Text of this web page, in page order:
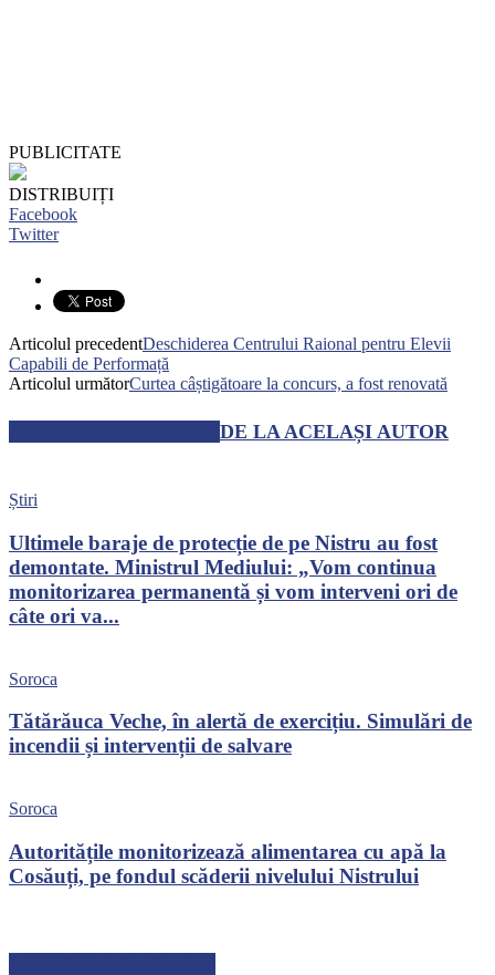
PUBLICITATE
DISTRIBUIȚI
Facebook
Twitter
Articolul precedentDeschiderea Centrului Raional pentru Elevii
Capabili de Performață
Articolul următorCurtea câștigătoare la concurs, a fost renovată
DE LA ACELAȘI AUTOR
Știri
Ultimele baraje de protecție de pe Nistru au fost
demontate. Ministrul Mediului: „Vom continua
monitorizarea permanentă și vom interveni ori de
câte ori va...
Soroca
Tătărăuca Veche, în alertă de exercițiu. Simulări de
incendii și intervenții de salvare
Soroca
Autoritățile monitorizează alimentarea cu apă la
Cosăuți, pe fondul scăderii nivelului Nistrului